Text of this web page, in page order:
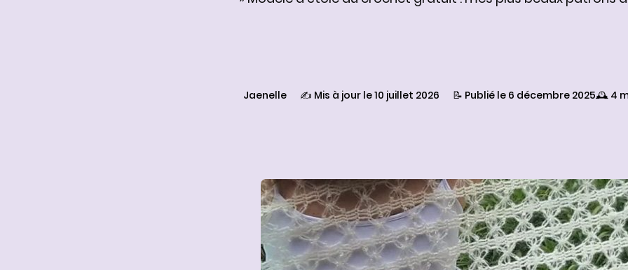
Jaenelle ✍️ Mis à jour le 10 juillet 2026 📝 Publié le 6 décembre 2025🕰️ 4